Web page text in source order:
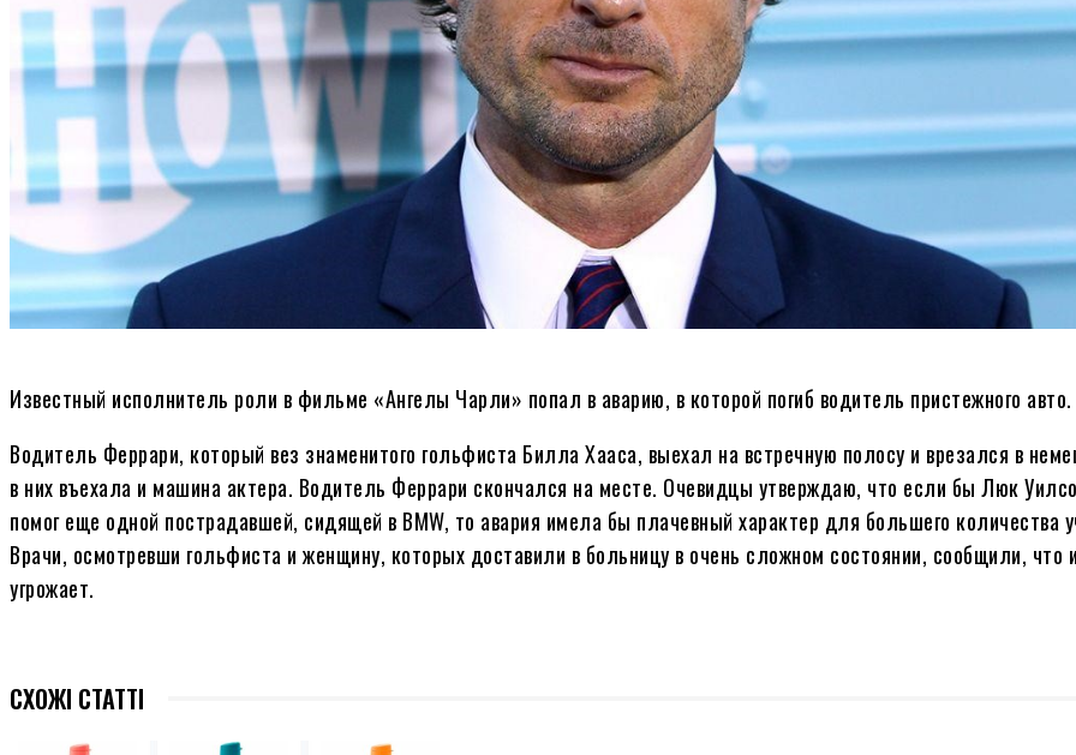
Известный исполнитель роли в фильме «Ангелы Чарли» попал в аварию, в которой погиб водитель пристежного авто.
Водитель Феррари, который вез знаменитого гольфиста Билла Хааса, выехал на встречную полосу и врезался в
в них въехала и машина актера. Водитель Феррари скончался на месте. Очевидцы утверждаю, что если бы Люк
помог еще одной пострадавшей, сидящей в BMW, то авария имела бы плачевный характер для большего количества
Врачи, осмотревши гольфиста и женщину, которых доставили в больницу в очень сложном состоянии, сообщили, что
угрожает.
СХОЖІ СТАТТІ